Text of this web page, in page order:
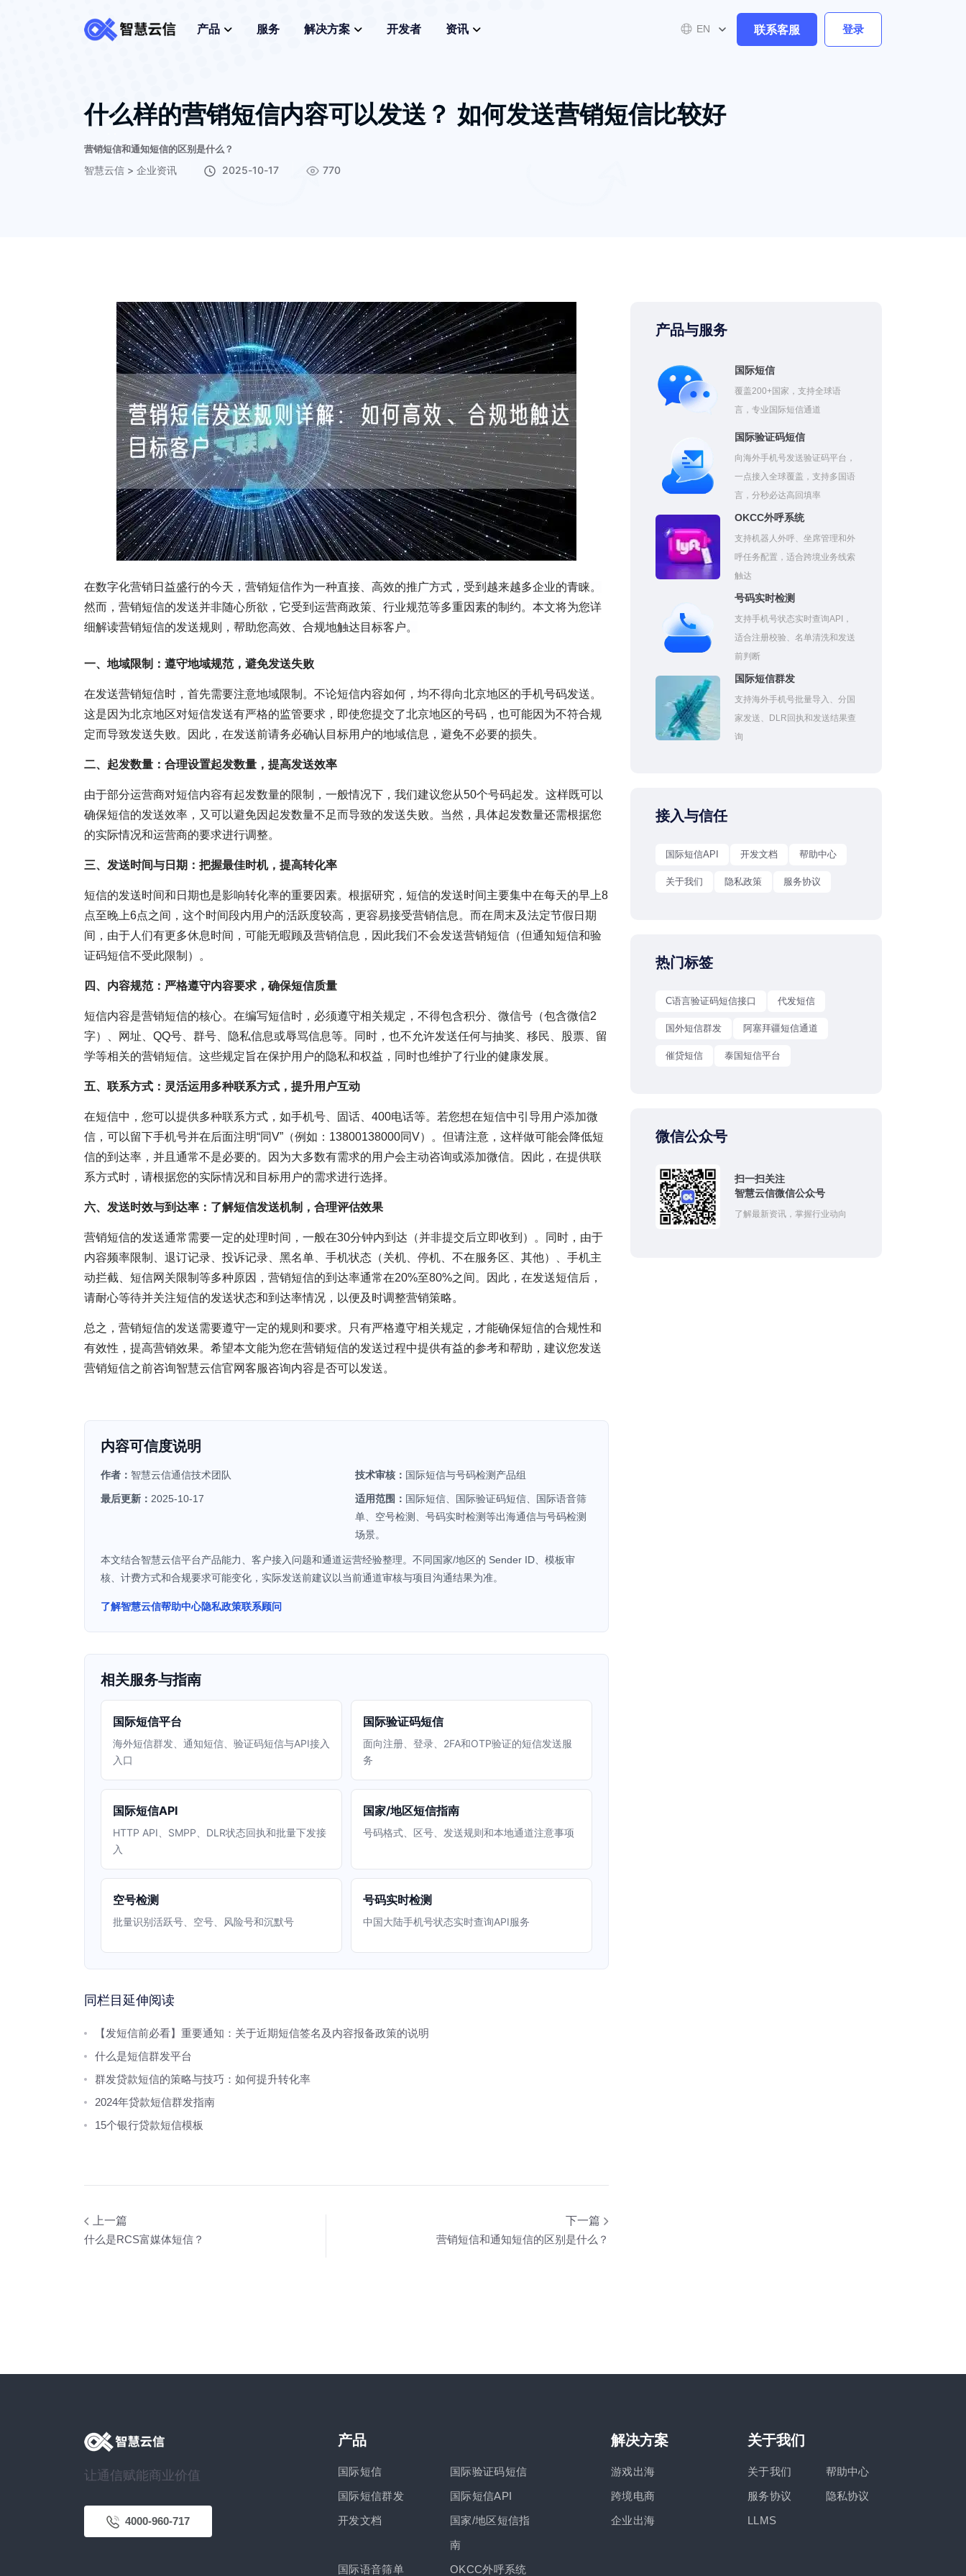
产品 服务 解决方案 开发者 资讯 EN 联系客服 登录
什么样的营销短信内容可以发送？ 如何发送营销短信比较好
营销短信和通知短信的区别是什么？
智慧云信 > 企业资讯 2025-10-17 770
在数字化营销日益盛行的今天，营销短信作为一种直接、高效的推广方式，受到越来越多企业的青睐。
然而，营销短信的发送并非随心所欲，它受到运营商政策、行业规范等多重因素的制约。本文将为您详
细解读营销短信的发送规则，帮助您高效、合规地触达目标客户。
一、地域限制：遵守地域规范，避免发送失败
在发送营销短信时，首先需要注意地域限制。不论短信内容如何，均不得向北京地区的手机号码发送。
这是因为北京地区对短信发送有严格的监管要求，即使您提交了北京地区的号码，也可能因为不符合规
定而导致发送失败。因此，在发送前请务必确认目标用户的地域信息，避免不必要的损失。
二、起发数量：合理设置起发数量，提高发送效率
由于部分运营商对短信内容有起发数量的限制，一般情况下，我们建议您从50个号码起发。这样既可以
确保短信的发送效率，又可以避免因起发数量不足而导致的发送失败。当然，具体起发数量还需根据您
的实际情况和运营商的要求进行调整。
三、发送时间与日期：把握最佳时机，提高转化率
短信的发送时间和日期也是影响转化率的重要因素。根据研究，短信的发送时间主要集中在每天的早上8
点至晚上6点之间，这个时间段内用户的活跃度较高，更容易接受营销信息。而在周末及法定节假日期
间，由于人们有更多休息时间，可能无暇顾及营销信息，因此我们不会发送营销短信（但通知短信和验
证码短信不受此限制）。
四、内容规范：严格遵守内容要求，确保短信质量
短信内容是营销短信的核心。在编写短信时，必须遵守相关规定，不得包含积分、微信号（包含微信2
字）、网址、QQ号、群号、隐私信息或辱骂信息等。同时，也不允许发送任何与抽奖、移民、股票、留
学等相关的营销短信。这些规定旨在保护用户的隐私和权益，同时也维护了行业的健康发展。
五、联系方式：灵活运用多种联系方式，提升用户互动
在短信中，您可以提供多种联系方式，如手机号、固话、400电话等。若您想在短信中引导用户添加微
信，可以留下手机号并在后面注明“同V”（例如：13800138000同V）。但请注意，这样做可能会降低短
信的到达率，并且通常不是必要的。因为大多数有需求的用户会主动咨询或添加微信。因此，在提供联
系方式时，请根据您的实际情况和目标用户的需求进行选择。
六、发送时效与到达率：了解短信发送机制，合理评估效果
营销短信的发送通常需要一定的处理时间，一般在30分钟内到达（并非提交后立即收到）。同时，由于
内容频率限制、退订记录、投诉记录、黑名单、手机状态（关机、停机、不在服务区、其他）、手机主
动拦截、短信网关限制等多种原因，营销短信的到达率通常在20%至80%之间。因此，在发送短信后，
请耐心等待并关注短信的发送状态和到达率情况，以便及时调整营销策略。
总之，营销短信的发送需要遵守一定的规则和要求。只有严格遵守相关规定，才能确保短信的合规性和
有效性，提高营销效果。希望本文能为您在营销短信的发送过程中提供有益的参考和帮助，建议您发送
营销短信之前咨询智慧云信官网客服咨询内容是否可以发送。
内容可信度说明
作者： 智慧云信通信技术团队 技术审核： 国际短信与号码检测产品组
最后更新： 2025-10-17 适用范围： 国际短信、国际验证码短信、国际语音筛
单、空号检测、号码实时检测等出海通信与号码检测
场景。
本文结合智慧云信平台产品能力、客户接入问题和通道运营经验整理。不同国家/地区的 Sender ID、模板审
核、计费方式和合规要求可能变化，实际发送前建议以当前通道审核与项目沟通结果为准。
了解智慧云信帮助中心隐私政策联系顾问
相关服务与指南
国际短信平台
海外短信群发、通知短信、验证码短信与API接入
入口
国际验证码短信
面向注册、登录、2FA和OTP验证的短信发送服
务
国际短信API
HTTP API、SMPP、DLR状态回执和批量下发接
入
国家/地区短信指南
号码格式、区号、发送规则和本地通道注意事项
空号检测
批量识别活跃号、空号、风险号和沉默号
号码实时检测
中国大陆手机号状态实时查询API服务
同栏目延伸阅读
【发短信前必看】重要通知：关于近期短信签名及内容报备政策的说明
什么是短信群发平台
群发贷款短信的策略与技巧：如何提升转化率
2024年贷款短信群发指南
15个银行贷款短信模板
上一篇
什么是RCS富媒体短信？
下一篇
营销短信和通知短信的区别是什么？
产品与服务
国际短信
覆盖200+国家，支持全球语
言，专业国际短信通道
国际验证码短信
向海外手机号发送验证码平台，
一点接入全球覆盖，支持多国语
言，分秒必达高回填率
OKCC外呼系统
支持机器人外呼、坐席管理和外
呼任务配置，适合跨境业务线索
触达
号码实时检测
支持手机号状态实时查询API，
适合注册校验、名单清洗和发送
前判断
国际短信群发
支持海外手机号批量导入、分国
家发送、DLR回执和发送结果查
询
接入与信任
国际短信API 开发文档 帮助中心
关于我们 隐私政策 服务协议
热门标签
C语言验证码短信接口 代发短信
国外短信群发 阿塞拜疆短信通道
催贷短信 泰国短信平台
微信公众号
扫一扫关注
智慧云信微信公众号
了解最新资讯，掌握行业动向
让通信赋能商业价值
4000-960-717
产品
国际短信
国际验证码短信
国际短信群发
国际短信API
开发文档
国家/地区短信指
南
国际语音筛单
OKCC外呼系统
解决方案
游戏出海
跨境电商
企业出海
关于我们
关于我们
帮助中心
服务协议
隐私协议
LLMS